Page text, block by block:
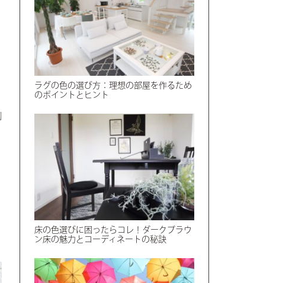
ラグの色の選び方：理想の部屋を作るため
のポイントとヒント
床の色選びに困ったらコレ！ダークブラウ
ン床の魅力とコーディネートの秘訣